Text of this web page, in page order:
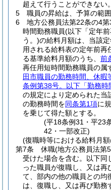
超えて行うことができない。
5
職員の昇給は、予算の範
6
地方公務員法第22条の4
時間勤務職員(以下「定年
う。)の給料月額は、当該
用される給料表の定年前
る基準給料月額のうち、 前
再任用短時間勤務職員の属
田市職員の勤務時間、休暇
条例第38号。以下「勤務時
の規定により定められた当
の勤務時間を同条第1項に
を乗じて得た額とする。
(平18条例31・平23
42・一部改正)
(復職時等における給料月
第7条
休職(地方公務員法第
受けた場合を含む。以下同
った職員が復職し、又は
て、部内の他の職員との均
は、復職し、又は再び勤務